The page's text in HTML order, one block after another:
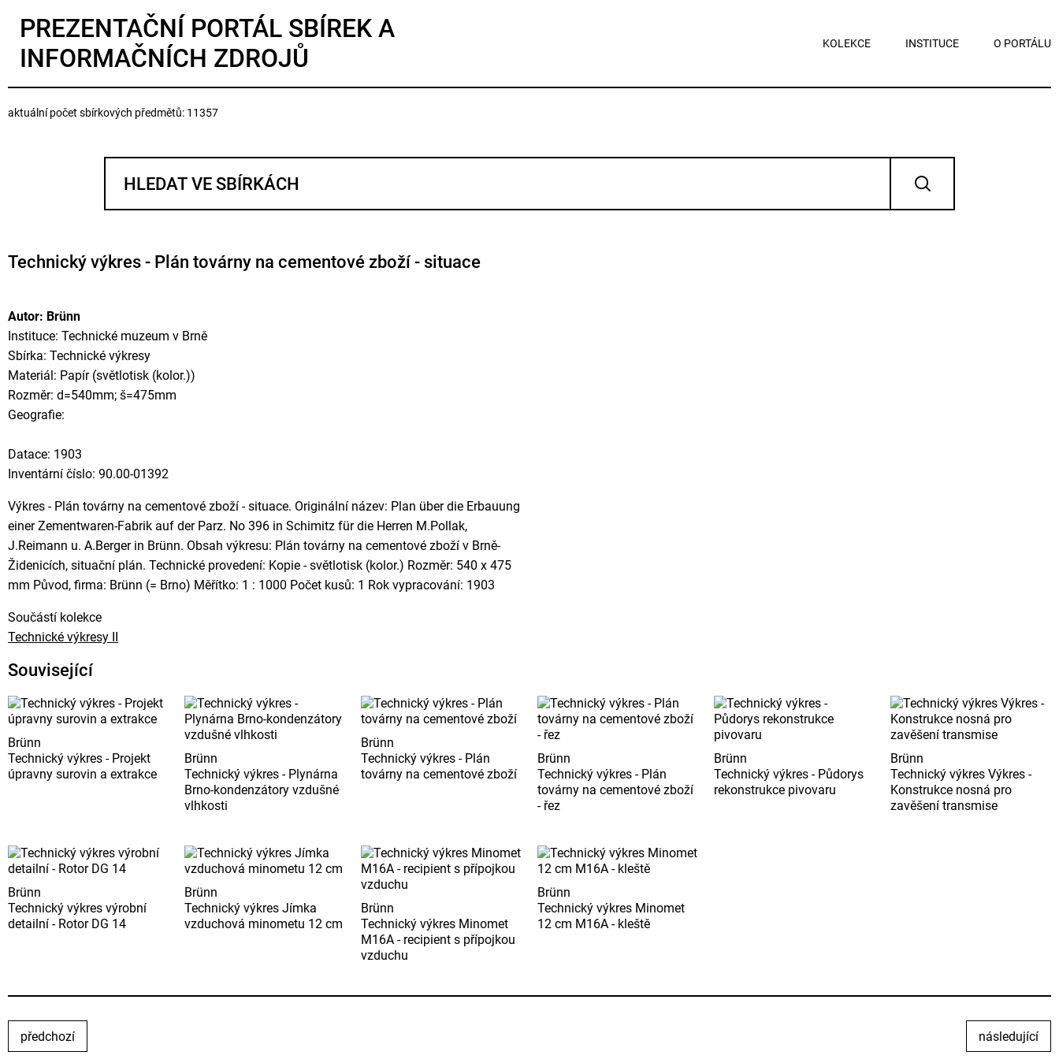
PREZENTAČNÍ PORTÁL SBÍREK A
INFORMAČNÍCH ZDROJŮ
KOLEKCE INSTITUCE O PORTÁLU
aktuální počet sbírkových předmětů: 11357
Technický výkres - Plán továrny na cementové zboží - situace
Autor: Brünn
Instituce: Technické muzeum v Brně
Sbírka: Technické výkresy
Materiál: Papír (světlotisk (kolor.))
Rozměr: d=540mm; š=475mm
Geografie:
Datace: 1903
Inventární číslo: 90.00-01392
Výkres - Plán továrny na cementové zboží - situace. Originální název: Plan über die Erbauung
einer Zementwaren-Fabrik auf der Parz. No 396 in Schimitz für die Herren M.Pollak,
J.Reimann u. A.Berger in Brünn. Obsah výkresu: Plán továrny na cementové zboží v Brně-
Židenicích, situační plán. Technické provedení: Kopie - světlotisk (kolor.) Rozměr: 540 x 475
mm Původ, firma: Brünn (= Brno) Měřítko: 1 : 1000 Počet kusů: 1 Rok vypracování: 1903
Součástí kolekce
Technické výkresy II
Související
Brünn
Technický výkres - Projekt
úpravny surovin a extrakce
Brünn
Technický výkres - Plynárna
Brno-kondenzátory vzdušné
vlhkosti
Brünn
Technický výkres - Plán
továrny na cementové zboží
Brünn
Technický výkres - Plán
továrny na cementové zboží
- řez
Brünn
Technický výkres - Půdorys
rekonstrukce pivovaru
Brünn
Technický výkres Výkres -
Konstrukce nosná pro
zavěšení transmise
Brünn
Technický výkres výrobní
detailní - Rotor DG 14
Brünn
Technický výkres Jímka
vzduchová minometu 12 cm
Brünn
Technický výkres Minomet
M16A - recipient s přípojkou
vzduchu
Brünn
Technický výkres Minomet
12 cm M16A - kleště
předchozí následující